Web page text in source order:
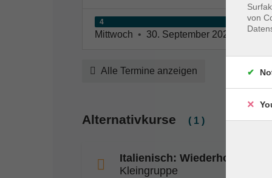
4
Mittwoch • 30. September 2026
Alle Termine anzeigen
Alternativkurse ( 1 )
Italienisch: Wiederholung (B1)
Kleingruppe
von